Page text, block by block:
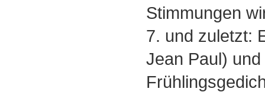
Stimmungen
7. und zuletzt:
Jean Paul)